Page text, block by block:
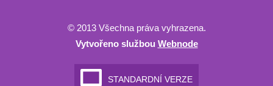
© 2013 Všechna práva vyhrazena.
Vytvořeno službou Webnode
STANDARDNÍ VERZE